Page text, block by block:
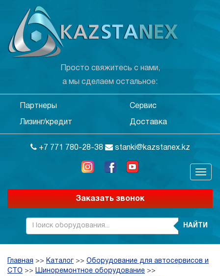
Просто свяжитесь с нами,
а мы сделаем остальное:
Партнеры Сервис
Лизинг/кредит Доставка
+7 771 780-28-38 stanki@kazstanex.kz
Заказать звонок
НАЙТИ
Главная >> Каталог >> Оборудование для автосервисов и
СТО >> Шиноремонтное оборудование >>